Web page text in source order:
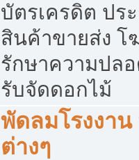
บัตรเครดิต ปร
สินค้าขายส่ง
รักษาความปล
รับจัดดอกไม้
พัดลมโรงงา
ต่างๆ